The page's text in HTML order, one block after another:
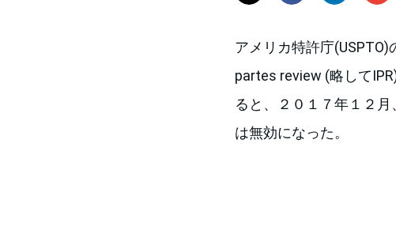
アメリカ特許庁
partes review (略して
ると、２０１７年１２
は無効になった。